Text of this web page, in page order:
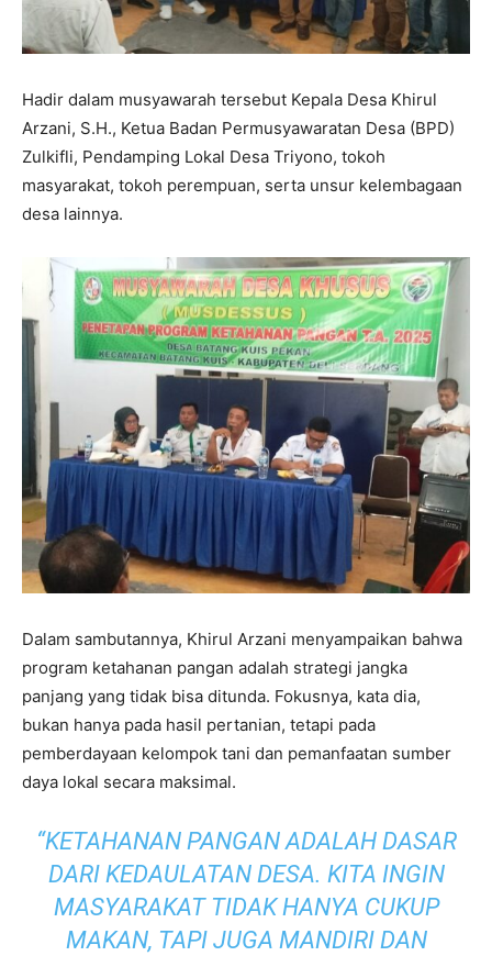
Hadir dalam musyawarah tersebut Kepala Desa Khirul
Arzani, S.H., Ketua Badan Permusyawaratan Desa (BPD)
Zulkifli, Pendamping Lokal Desa Triyono, tokoh
masyarakat, tokoh perempuan, serta unsur kelembagaan
desa lainnya.
Dalam sambutannya, Khirul Arzani menyampaikan bahwa
program ketahanan pangan adalah strategi jangka
panjang yang tidak bisa ditunda. Fokusnya, kata dia,
bukan hanya pada hasil pertanian, tetapi pada
pemberdayaan kelompok tani dan pemanfaatan sumber
daya lokal secara maksimal.
“KETAHANAN PANGAN ADALAH DASAR
DARI KEDAULATAN DESA. KITA INGIN
MASYARAKAT TIDAK HANYA CUKUP
MAKAN, TAPI JUGA MANDIRI DAN